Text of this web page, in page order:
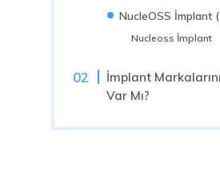
NucleOSS İmplant
Nucleoss İmplant
İmplant
Var Mı?